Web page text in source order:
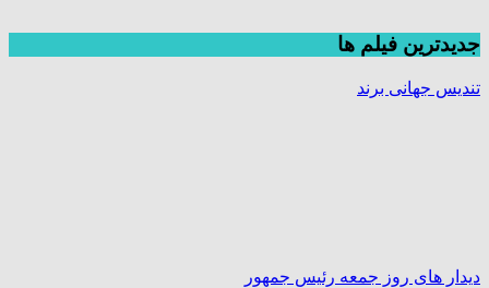
جديدترين فیلم ها
تندیس جهانی برند
دیدار های روز جمعه رئیس جمهور